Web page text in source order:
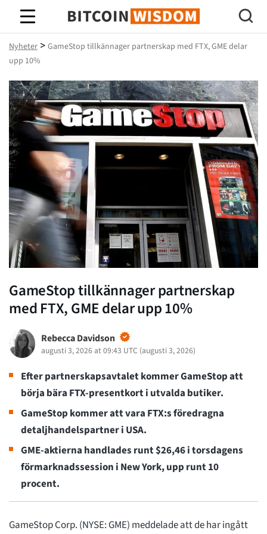
Bitcoin Wisdom
Nyheter > GameStop tillkännager partnerskap med FTX, GME delar
upp 10%
GameStop tillkännager partnerskap
med FTX, GME delar upp 10%
Rebecca Davidson
augusti 3, 2026 at 09:43 UTC (augusti 3, 2026)
Efter partnerskapsavtalet kommer GameStop att
börja bära FTX-presentkort i utvalda butiker.
GameStop kommer att vara FTX:s föredragna
detaljhandelspartner i USA.
GME-aktierna handlades runt $26,46 i torsdagens
förmarknadssession i New York, upp runt 10
procent.
GameStop Corp. (NYSE: GME) meddelade att de har ingått